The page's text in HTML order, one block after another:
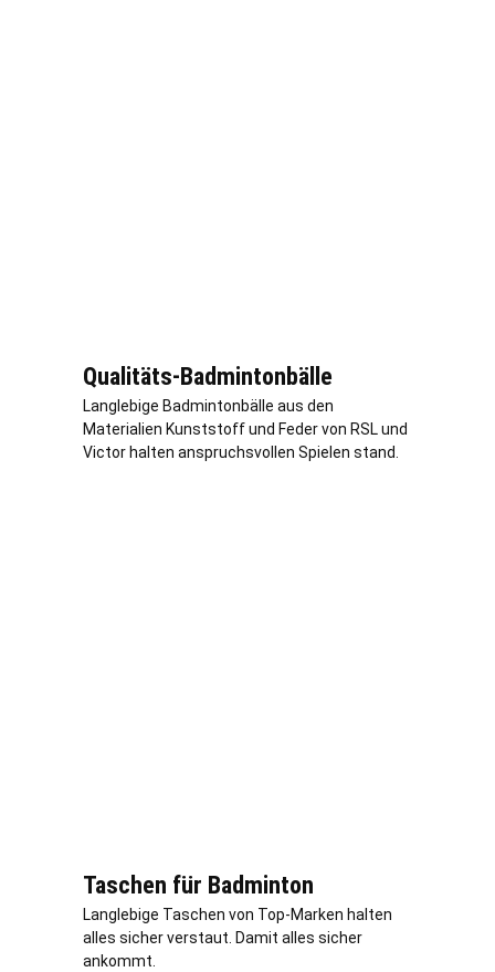
Qualitäts-Badmintonbälle
Langlebige Badmintonbälle aus den
Materialien Kunststoff und Feder von RSL und
Victor halten anspruchsvollen Spielen stand.
Taschen für Badminton
Langlebige Taschen von Top-Marken halten
alles sicher verstaut. Damit alles sicher
ankommt.